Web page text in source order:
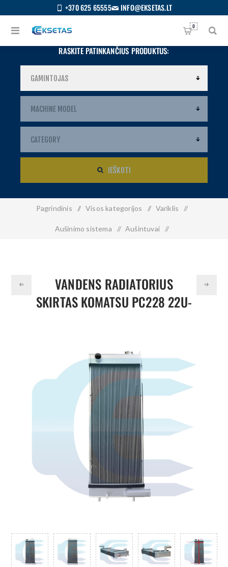
+370 625 65555 INFO@EKSETAS.LT
0
RASKITE PATINKANČIUS PRODUKTUS:
IEŠKOTI
Pagrindinis / Visos kategorijos / Variklis /
Aušinimo sistema / Aušintuvai /
VANDENS RADIATORIUS
SKIRTAS KOMATSU PC228 22U-